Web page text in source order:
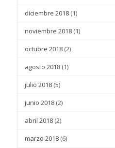
diciembre 2018 (1)
noviembre 2018 (1)
octubre 2018 (2)
agosto 2018 (1)
julio 2018 (5)
junio 2018 (2)
abril 2018 (2)
marzo 2018 (6)